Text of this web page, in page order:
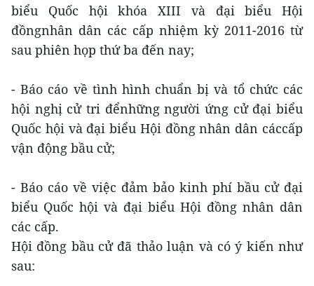
biểu Quốc hội khóa XIII và đại biểu Hội
đồngnhân dân các cấp nhiệm kỳ 2011-2016 từ
sau phiên họp thứ ba đến nay;
- Báo cáo về tình hình chuẩn bị và tổ chức các
hội nghị cử tri đểnhững người ứng cử đại biểu
Quốc hội và đại biểu Hội đồng nhân dân cáccấp
vận động bầu cử;
- Báo cáo về việc đảm bảo kinh phí bầu cử đại
biểu Quốc hội và đại biểu Hội đồng nhân dân
các cấp.
Hội đồng bầu cử đã thảo luận và có ý kiến như
sau: